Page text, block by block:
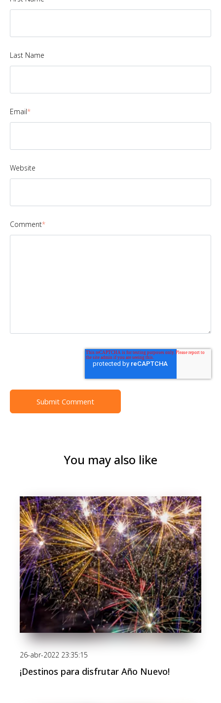
Last Name
Email*
Website
Comment*
You may also like
26-abr-2022 23:35:15
¡Destinos para disfrutar Año Nuevo!